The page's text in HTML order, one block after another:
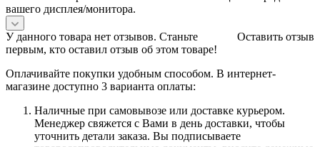
вашего дисплея/монитора.
Оставить отзыв
У данного товара нет отзывов. Станьте
первым, кто оставил отзыв об этом товаре!
Оплачивайте покупки удобным способом. В интернет-
магазине доступно 3 варианта оплаты:
Наличные при самовывозе или доставке курьером.
Менеджер свяжется с Вами в день доставки, чтобы
уточнить детали заказа. Вы подписываете